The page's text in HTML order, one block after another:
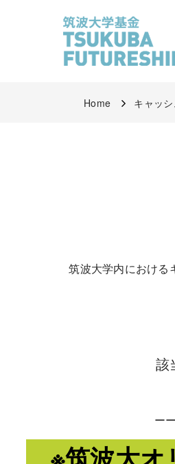
Home キャッ
筑波大学内における
該
ー